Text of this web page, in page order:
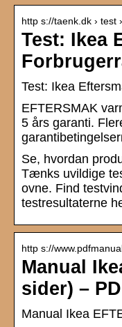
http s://taenk.dk › test
Test: Ikea
Test: Ikea
EFTERSMAK
5 års garanti.
Se, hvordan
Tænks uvildige
ovne. Find
testresultaterne
http s://
Manual
sider) –
Manual Ikea